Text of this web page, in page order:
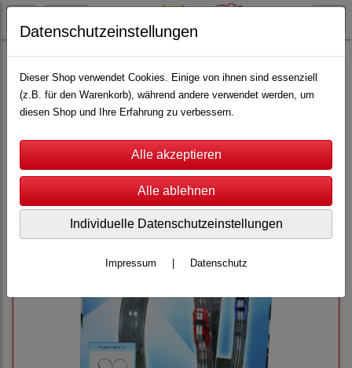
Top-Racer Scale 1:43 Schienen
Sortierung wählen
Datenschutzeinstellungen
Dieser Shop verwendet Cookies. Einige von ihnen sind essenziell
(z.B. für den Warenkorb), während andere verwendet werden, um
diesen Shop und Ihre Erfahrung zu verbessern.
Individuelle Datenschutzeinstellungen
Impressum Datenschutz